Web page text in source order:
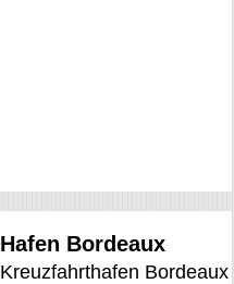
Hafen Bordeaux
Kreuzfahrthafen Bordeaux